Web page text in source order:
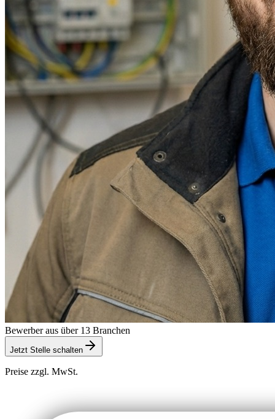
Bewerber aus über 13 Branchen
Jetzt Stelle schalten
Preise zzgl. MwSt.